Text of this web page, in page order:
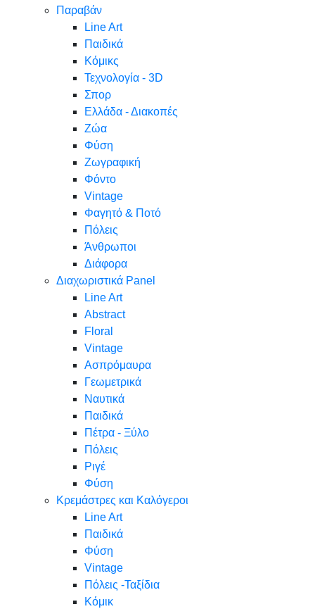
Παραβάν
Line Art
Παιδικά
Κόμικς
Τεχνολογία - 3D
Σπορ
Ελλάδα - Διακοπές
Ζώα
Φύση
Ζωγραφική
Φόντο
Vintage
Φαγητό & Ποτό
Πόλεις
Άνθρωποι
Διάφορα
Διαχωριστικά Panel
Line Art
Abstract
Floral
Vintage
Ασπρόμαυρα
Γεωμετρικά
Ναυτικά
Παιδικά
Πέτρα - Ξύλο
Πόλεις
Ριγέ
Φύση
Κρεμάστρες και Καλόγεροι
Line Art
Παιδικά
Φύση
Vintage
Πόλεις -Ταξίδια
Κόμικ